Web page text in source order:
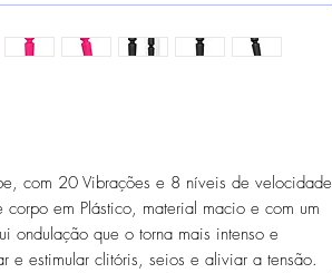
com 20 Vibrações e 8 níveis de velocidade
em Plástico, material macio e com um
ondulação que o torna mais intenso e
e estimular clitóris, seios e aliviar a tensão.